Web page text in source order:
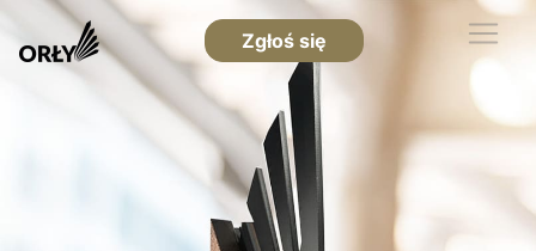
Zgłoś się